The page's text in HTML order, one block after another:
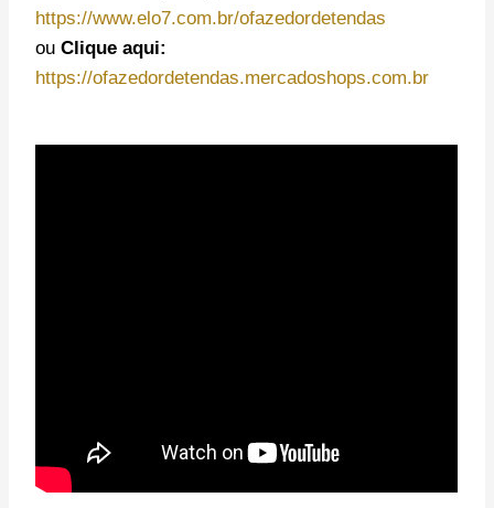
https://www.elo7.com.br/ofazedordetendas
ouClique aqui:
https://ofazedordetendas.mercadoshops.com.br